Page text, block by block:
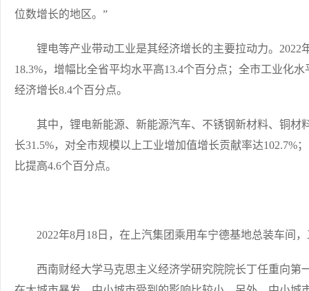
位数增长的地区。”
锂电等产业带动工业是其经济增长的主要拉动力。2022
18.3%，增幅比全省平均水平高13.4个百分点；全市工业化
经济增长8.4个百分点。
其中，锂电新能源、新能源汽车、不锈钢新材料、铜材
长31.5%，对全市规模以上工业增加值增长贡献率达102.7%
比提高4.6个百分点。
2022年8月18日，在上汽集团乘用车宁德基地总装车间，
西南财经大学马克思主义经济学研究院院长丁任重向第